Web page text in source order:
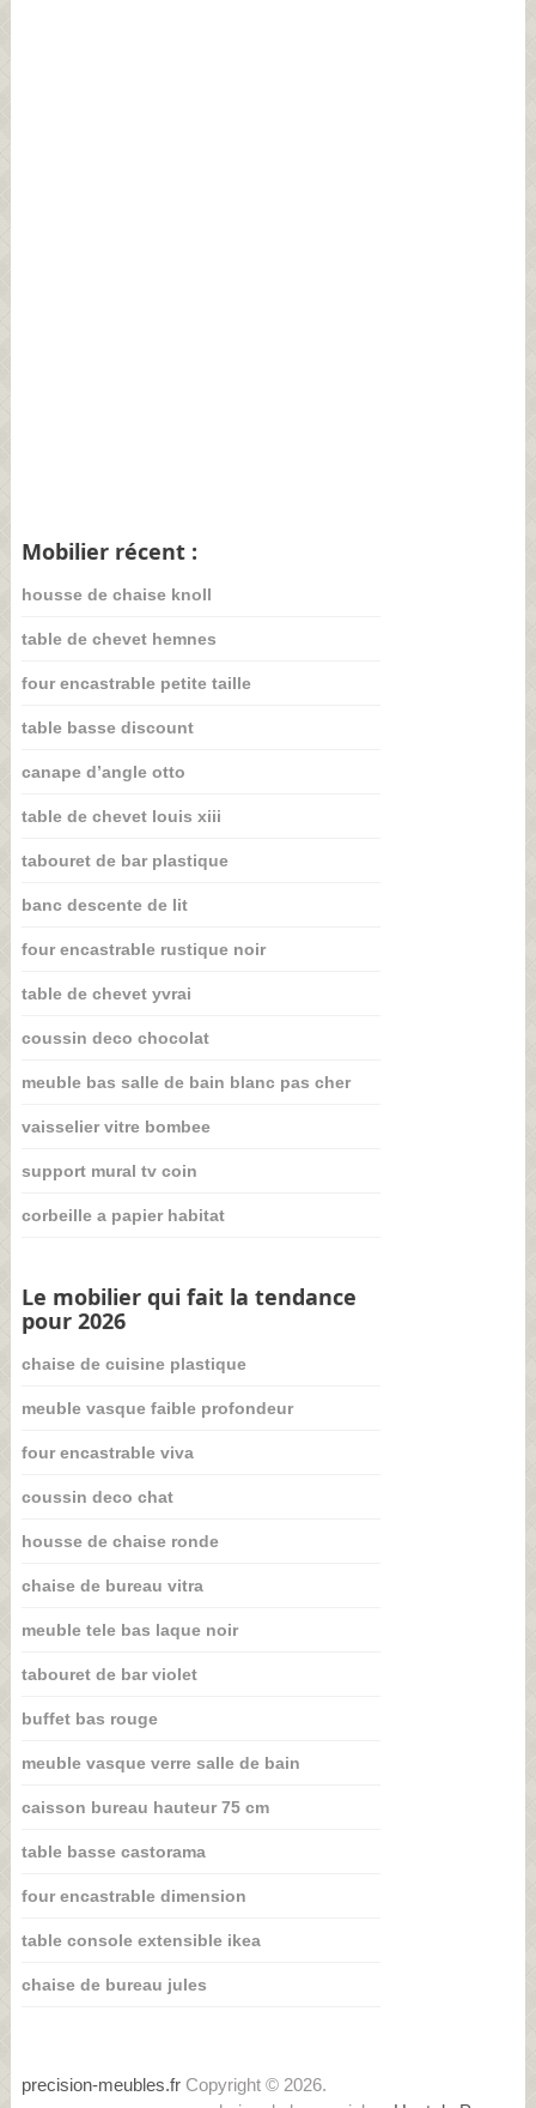
Mobilier récent :
housse de chaise knoll
table de chevet hemnes
four encastrable petite taille
table basse discount
canape d’angle otto
table de chevet louis xiii
tabouret de bar plastique
banc descente de lit
four encastrable rustique noir
table de chevet yvrai
coussin deco chocolat
meuble bas salle de bain blanc pas cher
vaisselier vitre bombee
support mural tv coin
corbeille a papier habitat
Le mobilier qui fait la tendance
pour 2026
chaise de cuisine plastique
meuble vasque faible profondeur
four encastrable viva
coussin deco chat
housse de chaise ronde
chaise de bureau vitra
meuble tele bas laque noir
tabouret de bar violet
buffet bas rouge
meuble vasque verre salle de bain
caisson bureau hauteur 75 cm
table basse castorama
four encastrable dimension
table console extensible ikea
chaise de bureau jules
precision-meubles.frCopyright © 2026.